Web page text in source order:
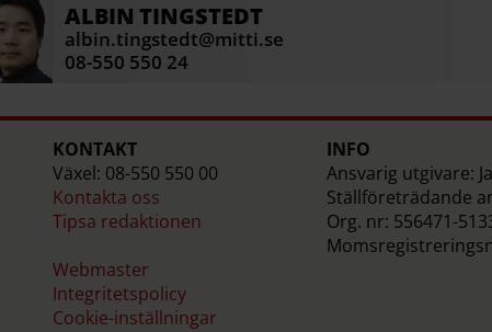
ALBIN TINGSTEDT
albin.tingstedt@mitti.se
08-550 550 24
KONTAKT
Växel: 08-550 550 00
Kontakta oss
Tipsa redaktionen
Webmaster
Integritetspolicy
Cookie-inställningar
INFO
Ansvarig utgivare:
Ställföreträdande
Org. nr: 556471-